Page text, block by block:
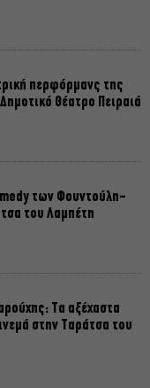
περφόρμανς της
Θέατρο Πειραιά
των Φουντούλη-
του Λαμπέτη
Τα αξέχαστα
στην Ταράτσα του